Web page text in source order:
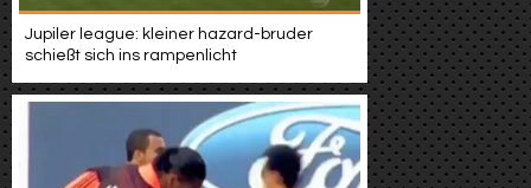
Jupiler league: kleiner hazard-bruder
schießt sich ins rampenlicht